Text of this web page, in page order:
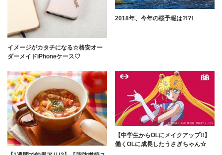
イメージがカタチになる☆格安オー
ダーメイドiPhoneケース♡
2018年、今年の桜予報は?!?!
【中学生からOLにメイクアップ!!】
働くOLに成長したうさぎちゃん☆